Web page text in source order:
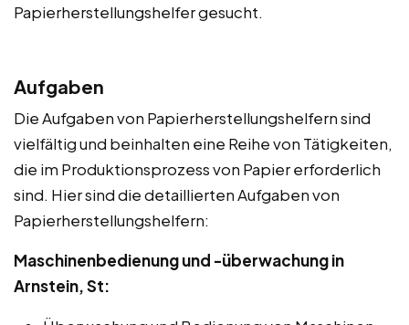
Papierherstellungshelfer gesucht.
Aufgaben
Die Aufgaben von Papierherstellungshelfern sind
vielfältig und beinhalten eine Reihe von Tätigkeiten,
die im Produktionsprozess von Papier erforderlich
sind. Hier sind die detaillierten Aufgaben von
Papierherstellungshelfern:
Maschinenbedienung und -überwachung in
Arnstein, St: